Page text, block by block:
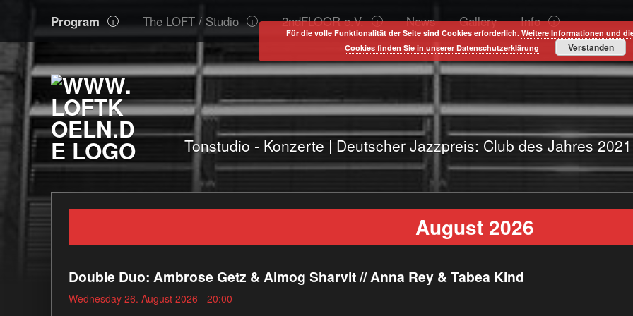
site
k
p
o
o
n
e
Program The LOFT / Studio 2ndFLOOR e.V. News Gallery Info
Tonstudio - Konzerte | Deutscher Jazzpreis: Club des Jahres
August 2026
Double Duo: Ambrose Getz & Almog Sharvit // Anna Rey & Tabea Kind
Wednesday 26. August 2026 - 20:00
Für die volle Funktionalität der Seite sind Cookies erforderlich. Weitere Informationen und
Cookies finden Sie in unserer Datenschutzerklärung
Verstanden